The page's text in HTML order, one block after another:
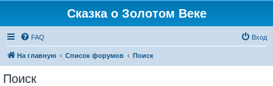
Сказка о Золотом Веке
FAQ Вход
На главную Список форумов Поиск
Поиск